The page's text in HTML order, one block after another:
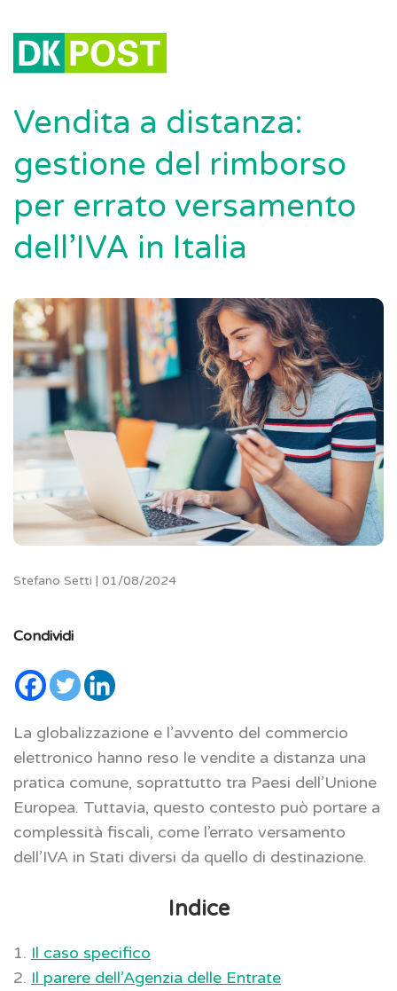
Vendita a distanza:
gestione del rimborso
per errato versamento
dell’IVA in Italia
Stefano Setti | 01/08/2024
Condividi
La globalizzazione e l’avvento del commercio
elettronico hanno reso le vendite a distanza una
pratica comune, soprattutto tra Paesi dell’Unione
Europea. Tuttavia, questo contesto può portare a
complessità fiscali, come l’errato versamento
dell’IVA in Stati diversi da quello di destinazione.
Indice
1. Il caso specifico
2. Il parere dell’Agenzia delle Entrate